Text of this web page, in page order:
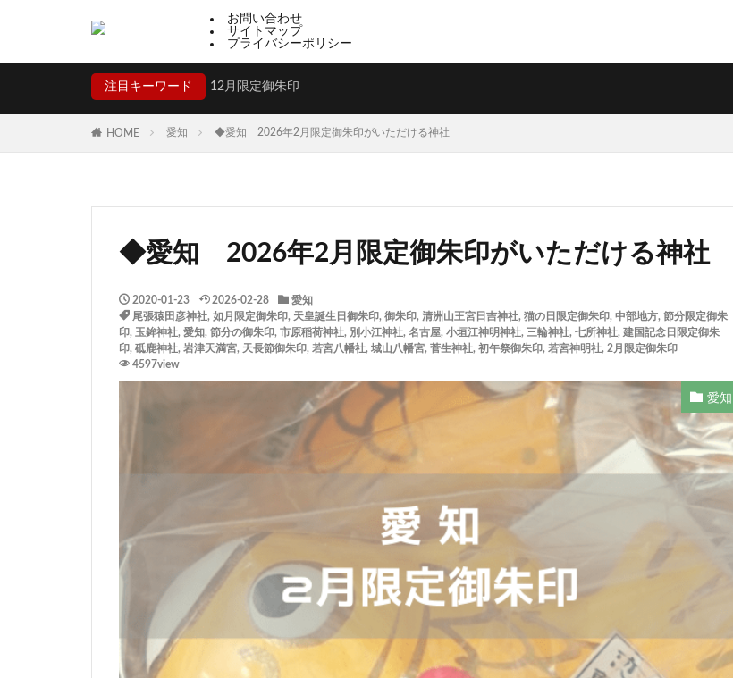
お問い合わせ
サイトマップ
プライバシーポリシー
注目キーワード 12月限定御朱印
HOME 愛知 ◆愛知 2026年2月限定御朱印がいただける神社
◆愛知 2026年2月限定御朱印がいただける神社
2020-01-23 2026-02-28
愛知
尾張猿田彦神社, 如月限定御朱印, 天皇誕生日御朱印, 御朱印, 清洲山王宮日吉神社, 猫の日限定御朱印, 中部地方, 節分限定御朱
印, 玉鉾神社, 愛知, 節分の御朱印, 市原稲荷神社, 別小江神社, 名古屋, 小垣江神明神社, 三輪神社, 七所神社, 建国記念日限定御朱
印, 砥鹿神社, 岩津天満宮, 天長節御朱印, 若宮八幡社, 城山八幡宮, 菅生神社, 初午祭御朱印, 若宮神明社, 2月限定御朱印
4597view
愛知